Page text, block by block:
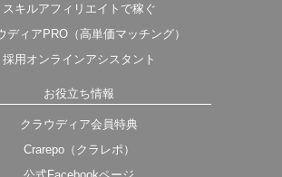
スキルアフィリエイトで稼ぐ
ディアPRO（高単価マッチング）
採用オンラインアシスタント
お役立ち情報
クラウディア会員特典
Crarepo（クラレポ）